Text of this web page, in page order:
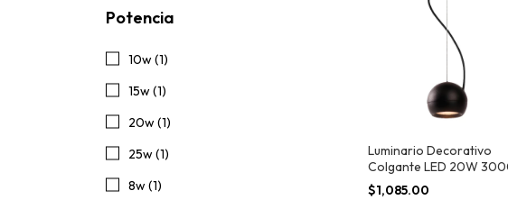
Potencia
10w (1)
15w (1)
20w (1)
25w (1)
8w (1)
Luminario Decorativo
Colgante LED 20W
Negro Tecnolite
$1,085.00